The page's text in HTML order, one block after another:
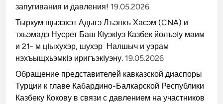
запугивания и давления! 19.05.2026
Тыркум щызэхэт Адыгэ Лъэпкъ Хасэм (CNA) и
тхьэмадэ Нусрет Баш КIуэкIуэ Казбек йолъэIу маим
и 21- м цIыхухэр, шухэр Налшыч и уэрам
нэхъыщхьэмкIэ иригъэкIуэну. 19.05.2026
Обращение представителей кавказской диаспоры
Турции к главе Кабардино-Балкарской Республики
Казбеку Кокову в связи с давлением на участников